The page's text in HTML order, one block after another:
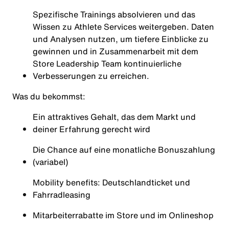
Spezifische Trainings absolvieren und das
Wissen zu Athlete Services weitergeben. Daten
und Analysen nutzen, um tiefere Einblicke zu
gewinnen und in Zusammenarbeit mit dem
Store Leadership Team kontinuierliche
Verbesserungen zu erreichen.
Was du bekommst:
Ein attraktives Gehalt, das dem Markt und
deiner Erfahrung gerecht wird
Die Chance auf eine monatliche Bonuszahlung
(variabel)
Mobility benefits: Deutschlandticket und
Fahrradleasing
Mitarbeiterrabatte im Store und im Onlineshop